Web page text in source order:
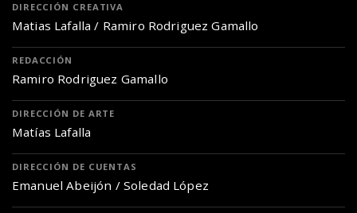
DIRECCIÓN CREATIVA
Matias Lafalla / Ramiro Rodriguez Gamallo
REDACCIÓN
Ramiro Rodriguez Gamallo
DIRECCIÓN DE ARTE
Matías Lafalla
DIRECCIÓN DE CUENTAS
Emanuel Abeijón / Soledad López